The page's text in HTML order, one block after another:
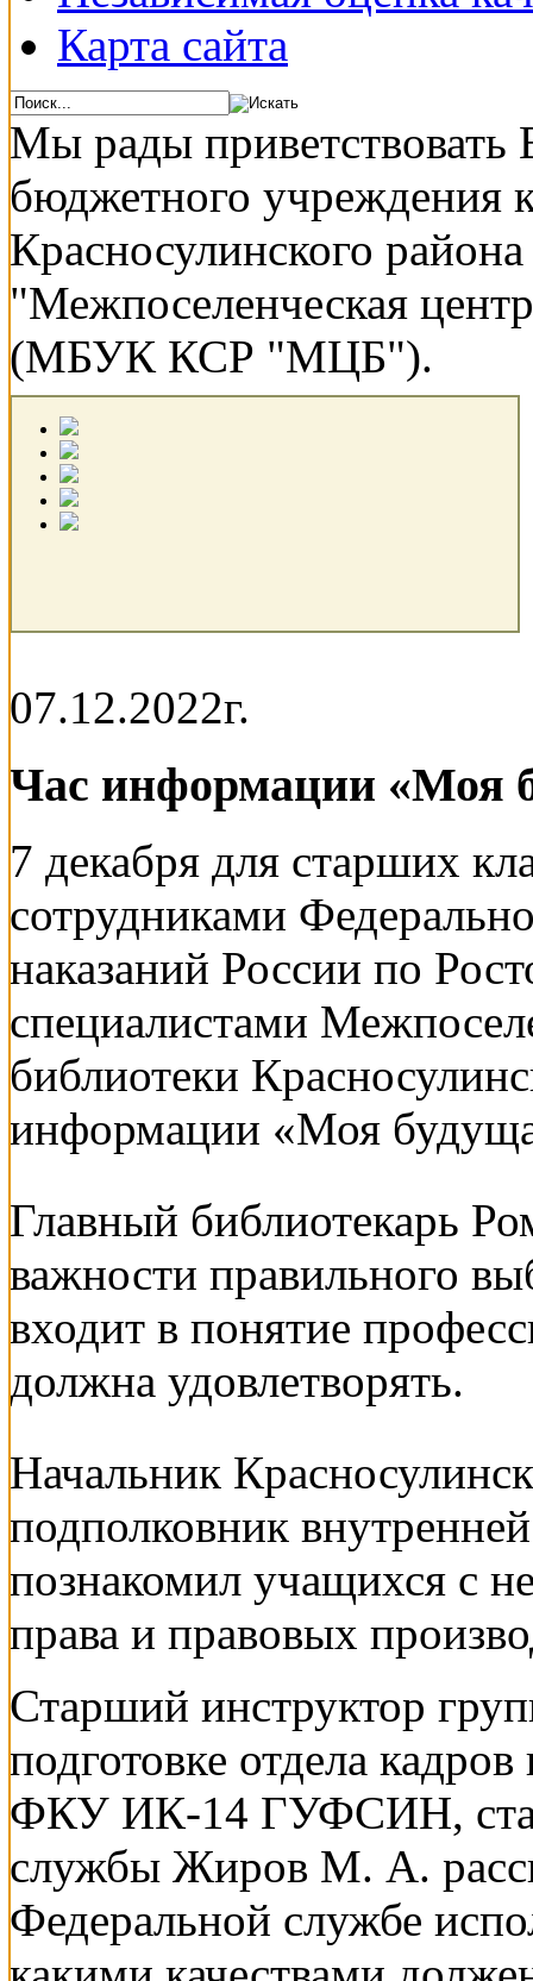
Карта сайта
Мы рады приветствовать
бюджетного учреждения
Красносулинского района
"Межпоселенческая
(МБУК КСР "МЦБ").
07.12.2022г.
Час информации «Моя
7 декабря для старших
сотрудниками
наказаний России по
специалистами
библиотеки
информации «Моя
Главный библиотекарь
важности правильного
входит в понятие
должна удовлетворять.
Начальник
подполковник
познакомил учащихся с
права и правовых
Старший инструктор
подготовке отдела
ФКУ ИК-14 ГУФСИН,
службы Жиров М. А.
Федеральной службе